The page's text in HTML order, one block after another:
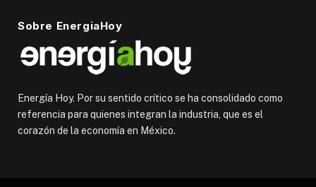
Sobre EnergiaHoy
Energía Hoy. Por su sentido crítico se ha consolidado como
referencia para quienes integran la industria, que es el
corazón de la economía en México.